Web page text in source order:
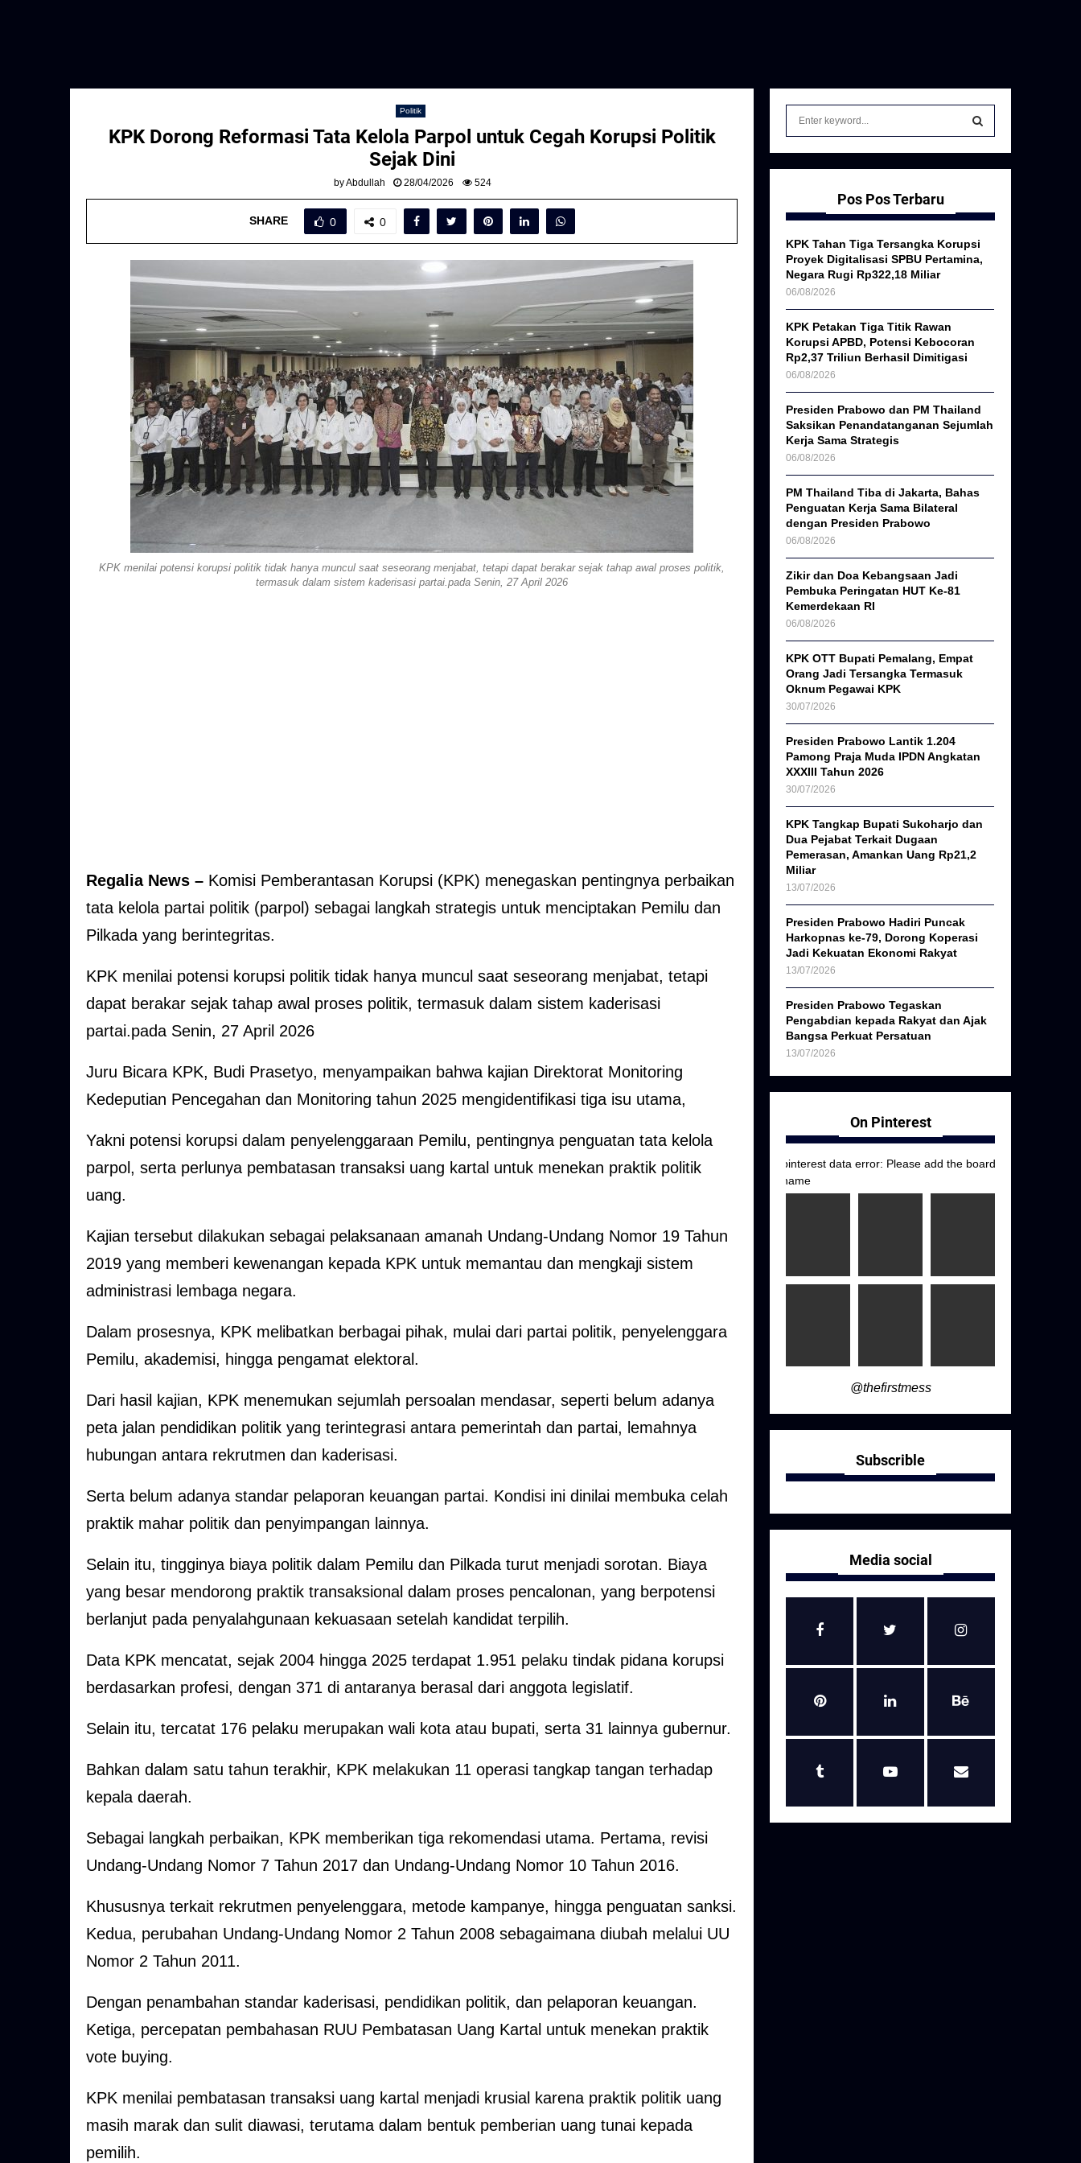
Politik
KPK Dorong Reformasi Tata Kelola Parpol untuk Cegah Korupsi Politik
Sejak Dini
byAbdullah 28/04/2026 524
SHARE 0 0
KPK menilai potensi korupsi politik tidak hanya muncul saat seseorang menjabat, tetapi dapat berakar sejak tahap awal proses politik,
termasuk dalam sistem kaderisasi partai.pada Senin, 27 April 2026
Regalia News – Komisi Pemberantasan Korupsi (KPK) menegaskan pentingnya perbaikan
tata kelola partai politik (parpol) sebagai langkah strategis untuk menciptakan Pemilu dan
Pilkada yang berintegritas.
KPK menilai potensi korupsi politik tidak hanya muncul saat seseorang menjabat, tetapi
dapat berakar sejak tahap awal proses politik, termasuk dalam sistem kaderisasi
partai.pada Senin, 27 April 2026
Juru Bicara KPK, Budi Prasetyo, menyampaikan bahwa kajian Direktorat Monitoring
Kedeputian Pencegahan dan Monitoring tahun 2025 mengidentifikasi tiga isu utama,
Yakni potensi korupsi dalam penyelenggaraan Pemilu, pentingnya penguatan tata kelola
parpol, serta perlunya pembatasan transaksi uang kartal untuk menekan praktik politik
uang.
Kajian tersebut dilakukan sebagai pelaksanaan amanah Undang-Undang Nomor 19 Tahun
2019 yang memberi kewenangan kepada KPK untuk memantau dan mengkaji sistem
administrasi lembaga negara.
Dalam prosesnya, KPK melibatkan berbagai pihak, mulai dari partai politik, penyelenggara
Pemilu, akademisi, hingga pengamat elektoral.
Dari hasil kajian, KPK menemukan sejumlah persoalan mendasar, seperti belum adanya
peta jalan pendidikan politik yang terintegrasi antara pemerintah dan partai, lemahnya
hubungan antara rekrutmen dan kaderisasi.
Serta belum adanya standar pelaporan keuangan partai. Kondisi ini dinilai membuka celah
praktik mahar politik dan penyimpangan lainnya.
Selain itu, tingginya biaya politik dalam Pemilu dan Pilkada turut menjadi sorotan. Biaya
yang besar mendorong praktik transaksional dalam proses pencalonan, yang berpotensi
berlanjut pada penyalahgunaan kekuasaan setelah kandidat terpilih.
Data KPK mencatat, sejak 2004 hingga 2025 terdapat 1.951 pelaku tindak pidana korupsi
berdasarkan profesi, dengan 371 di antaranya berasal dari anggota legislatif.
Selain itu, tercatat 176 pelaku merupakan wali kota atau bupati, serta 31 lainnya gubernur.
Bahkan dalam satu tahun terakhir, KPK melakukan 11 operasi tangkap tangan terhadap
kepala daerah.
Sebagai langkah perbaikan, KPK memberikan tiga rekomendasi utama. Pertama, revisi
Undang-Undang Nomor 7 Tahun 2017 dan Undang-Undang Nomor 10 Tahun 2016.
Khususnya terkait rekrutmen penyelenggara, metode kampanye, hingga penguatan sanksi.
Kedua, perubahan Undang-Undang Nomor 2 Tahun 2008 sebagaimana diubah melalui UU
Nomor 2 Tahun 2011.
Dengan penambahan standar kaderisasi, pendidikan politik, dan pelaporan keuangan.
Ketiga, percepatan pembahasan RUU Pembatasan Uang Kartal untuk menekan praktik
vote buying.
KPK menilai pembatasan transaksi uang kartal menjadi krusial karena praktik politik uang
masih marak dan sulit diawasi, terutama dalam bentuk pemberian uang tunai kepada
pemilih.
f
r
:
S
A
R
H
Pos Pos Terbaru
KPK Tahan Tiga Tersangka Korupsi
Proyek Digitalisasi SPBU Pertamina,
Negara Rugi Rp322,18 Miliar
06/08/2026
KPK Petakan Tiga Titik Rawan
Korupsi APBD, Potensi Kebocoran
Rp2,37 Triliun Berhasil Dimitigasi
06/08/2026
Presiden Prabowo dan PM Thailand
Saksikan Penandatanganan Sejumlah
Kerja Sama Strategis
06/08/2026
PM Thailand Tiba di Jakarta, Bahas
Penguatan Kerja Sama Bilateral
dengan Presiden Prabowo
06/08/2026
Zikir dan Doa Kebangsaan Jadi
Pembuka Peringatan HUT Ke-81
Kemerdekaan RI
06/08/2026
KPK OTT Bupati Pemalang, Empat
Orang Jadi Tersangka Termasuk
Oknum Pegawai KPK
30/07/2026
Presiden Prabowo Lantik 1.204
Pamong Praja Muda IPDN Angkatan
XXXIII Tahun 2026
30/07/2026
KPK Tangkap Bupati Sukoharjo dan
Dua Pejabat Terkait Dugaan
Pemerasan, Amankan Uang Rp21,2
Miliar
13/07/2026
Presiden Prabowo Hadiri Puncak
Harkopnas ke-79, Dorong Koperasi
Jadi Kekuatan Ekonomi Rakyat
13/07/2026
Presiden Prabowo Tegaskan
Pengabdian kepada Rakyat dan Ajak
Bangsa Perkuat Persatuan
13/07/2026
On Pinterest
pinterest data error: Please add the board
name
@thefirstmess
Subscrible
Media social